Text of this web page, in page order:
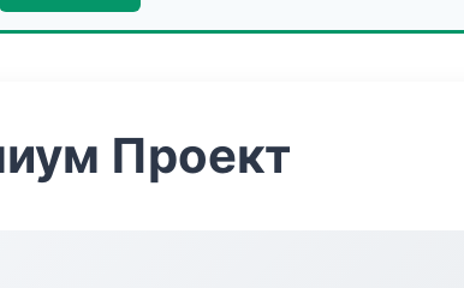
Проект